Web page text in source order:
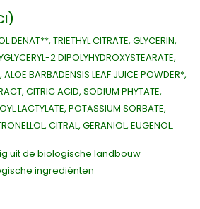
DENAT**, TRIETHYL CITRATE, GLYCERIN,
2 DIPOLYHYDROXYSTEARATE,
BARBADENSIS LEAF JUICE POWDER*,
CITRIC ACID, SODIUM PHYTATE,
LACTYLATE, POTASSIUM SORBATE,
CITRAL, GERANIOL, EUGENOL.
uit de biologische landbouw
ingrediënten